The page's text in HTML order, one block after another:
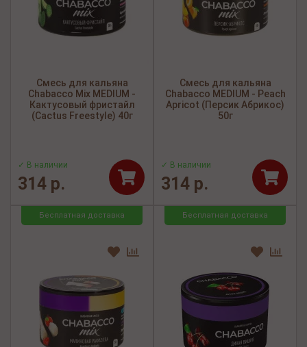
Смесь для кальяна
Chabacco Mix MEDIUM -
Кактусовый фристайл
(Cactus Freestyle) 40г
✓ В наличии
314 р.
Смесь для кальяна
Chabacco MEDIUM - Peach
Apricot (Персик Абрикос)
50г
✓ В наличии
314 р.
Бесплатная доставка Бесплатная доставка